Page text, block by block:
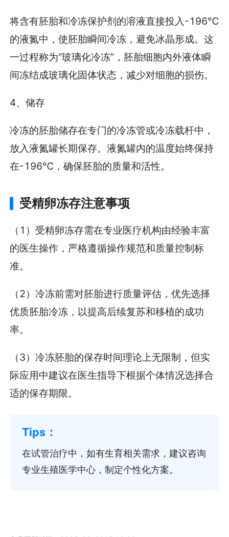
将含有胚胎和冷冻保护剂的溶液直接投入-196℃
的液氮中，使胚胎瞬间冷冻，避免冰晶形成。这
一过程称为“玻璃化冷冻”，胚胎细胞内外液体瞬
间冻结成玻璃化固体状态，减少对细胞的损伤。
4、储存
冷冻的胚胎储存在专门的冷冻管或冷冻载杆中，
放入液氮罐长期保存。液氮罐内的温度始终保持
在-196℃，确保胚胎的质量和活性。
受精卵冻存注意事项
（1）受精卵冻存需在专业医疗机构由经验丰富
的医生操作，严格遵循操作规范和质量控制标
准。
（2）冷冻前需对胚胎进行质量评估，优先选择
优质胚胎冷冻，以提高后续复苏和移植的成功
率。
（3）冷冻胚胎的保存时间理论上无限制，但实
际应用中建议在医生指导下根据个体情况选择合
适的保存期限。
在试管治疗中，如有生育相关需求，建议咨询
专业生殖医学中心，制定个性化方案。